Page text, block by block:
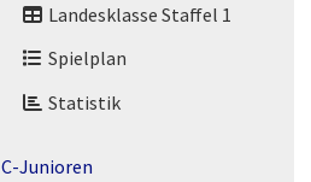
Landesklasse Staffel 1
Spielplan
Statistik
C-Junioren